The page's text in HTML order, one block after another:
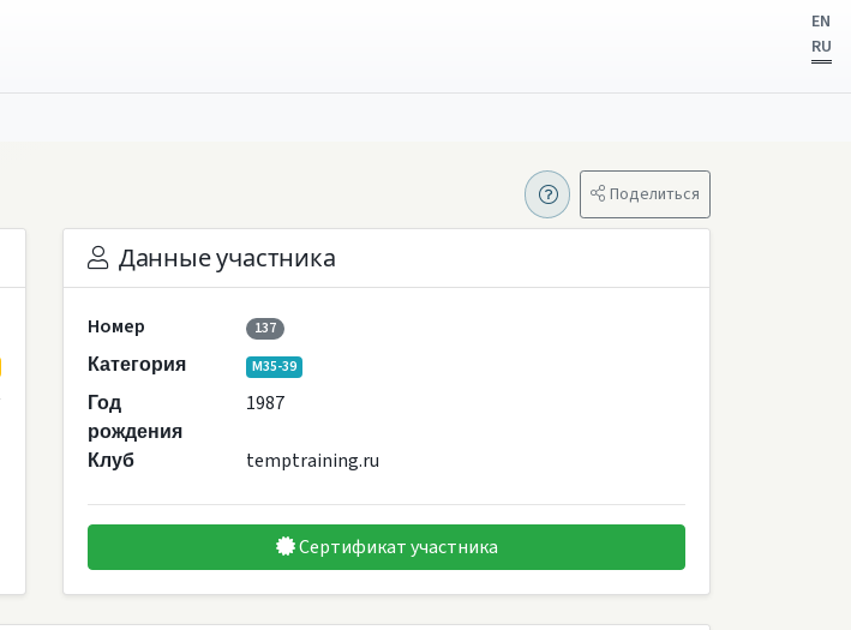
EN
RU
Поделиться
Данные участника
Номер
137
Категория
M35-39
Год
рождения
1987
Клуб temptraining.ru
Сертификат участника